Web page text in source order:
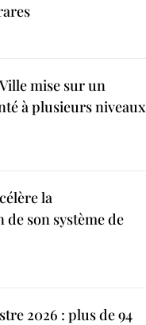
mise sur un
à plusieurs niveaux
la
son système de
2026 : plus de 94